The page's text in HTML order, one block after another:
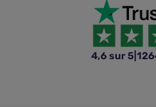
4,6 sur 5